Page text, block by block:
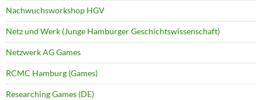
Nachwuchsworkshop HGV
Netz und Werk (Junge Hamburger Geschichtswissenschaft)
Netzwerk AG Games
RCMC Hamburg (Games)
Researching Games (DE)